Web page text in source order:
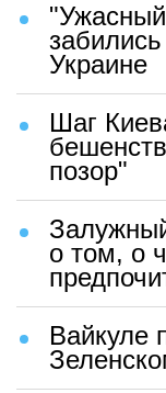
Украине
Шаг
позор"
о том, о
Вайкуле